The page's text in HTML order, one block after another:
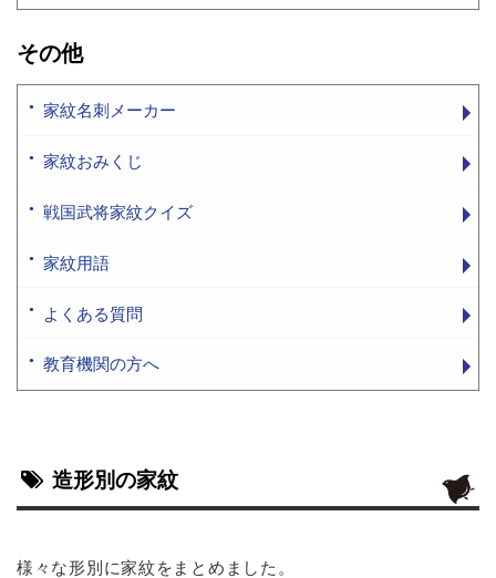
その他
家紋名刺メーカー
家紋おみくじ
戦国武将家紋クイズ
家紋用語
よくある質問
教育機関の方へ
造形別の家紋
様々な形別に家紋をまとめました。